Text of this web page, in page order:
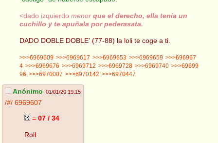
<dado izquierdo menor que el derecho, ella tenía un
cuchillo y te apuñala por pederasata.
DADO DOBLE DOBLE' (77-88) la loli te coge a ti.
>>>6969609 >>>6969617 >>>6969653 >>>6969659 >>>696967
4 >>>6969676 >>>6969712 >>>6969728 >>>6969740 >>>69699
96 >>>6970007 >>>6970142 >>>6970447
Anónimo 01/01/20 19:15
/#/ 6969607
= 07 / 34
Roll